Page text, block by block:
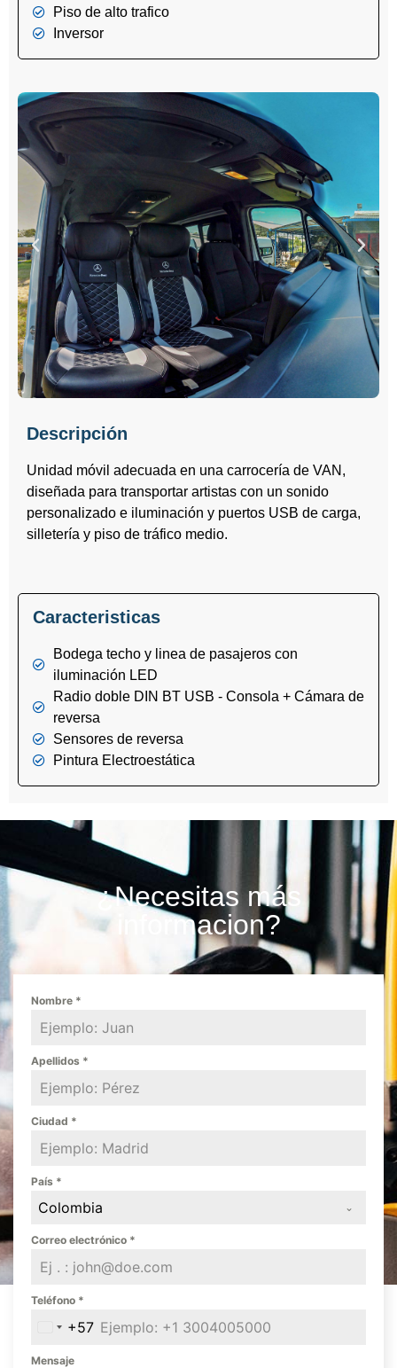
Piso de alto trafico
Inversor
Descripción
Unidad móvil adecuada en una carrocería de VAN,
diseñada para transportar artistas con un sonido
personalizado e iluminación y puertos USB de carga,
silletería y piso de tráfico medio.
Caracteristicas
Bodega techo y linea de pasajeros con
iluminación LED
Radio doble DIN BT USB - Consola + Cámara de
reversa
Sensores de reversa
Pintura Electroestática
¿Necesitas más
informacion?
Nombre *
Apellidos *
Ciudad *
País *
Colombia
Correo electrónico *
Teléfono *
Colombia +57
+57
Mensaje